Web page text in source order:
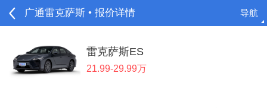
广通雷克萨斯 • 报价详情 导航
雷克萨斯ES
21.99-29.99万